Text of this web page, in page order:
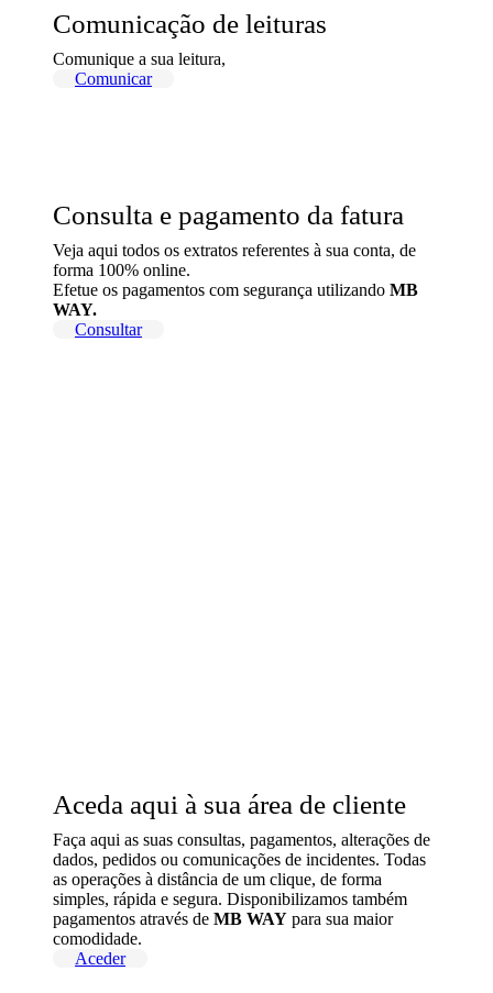
Comunicação de leituras
Comunique a sua leitura,
Comunicar
Consulta e pagamento da fatura
Veja aqui todos os extratos referentes à sua conta, de
forma 100% online.
Efetue os pagamentos com segurança utilizando MB
WAY.
Consultar
Aceda aqui à sua área de cliente
Faça aqui as suas consultas, pagamentos, alterações de
dados, pedidos ou comunicações de incidentes. Todas
as operações à distância de um clique, de forma
simples, rápida e segura. Disponibilizamos também
pagamentos através de MB WAY para sua maior
comodidade.
Aceder